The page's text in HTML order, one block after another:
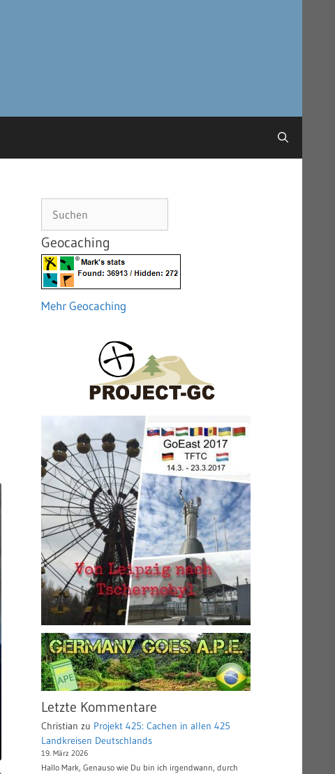
Geocaching
Mehr Geocaching
Letzte Kommentare
Christian zu Projekt 425: Cachen in allen 425
Landkreisen Deutschlands
19. März 2026
Hallo Mark, Genauso wie Du bin ich irgendwann, durch